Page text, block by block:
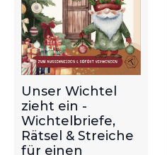
Unser Wichtel
zieht ein -
Wichtelbriefe,
Rätsel & Streiche
für einen